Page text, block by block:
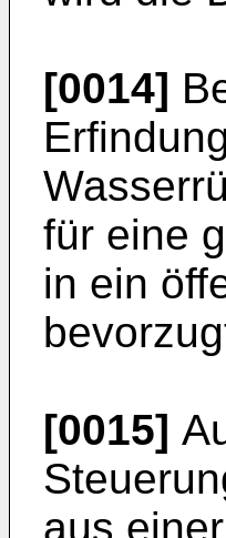
[0014]
für eine
in ein
[0015]
aus